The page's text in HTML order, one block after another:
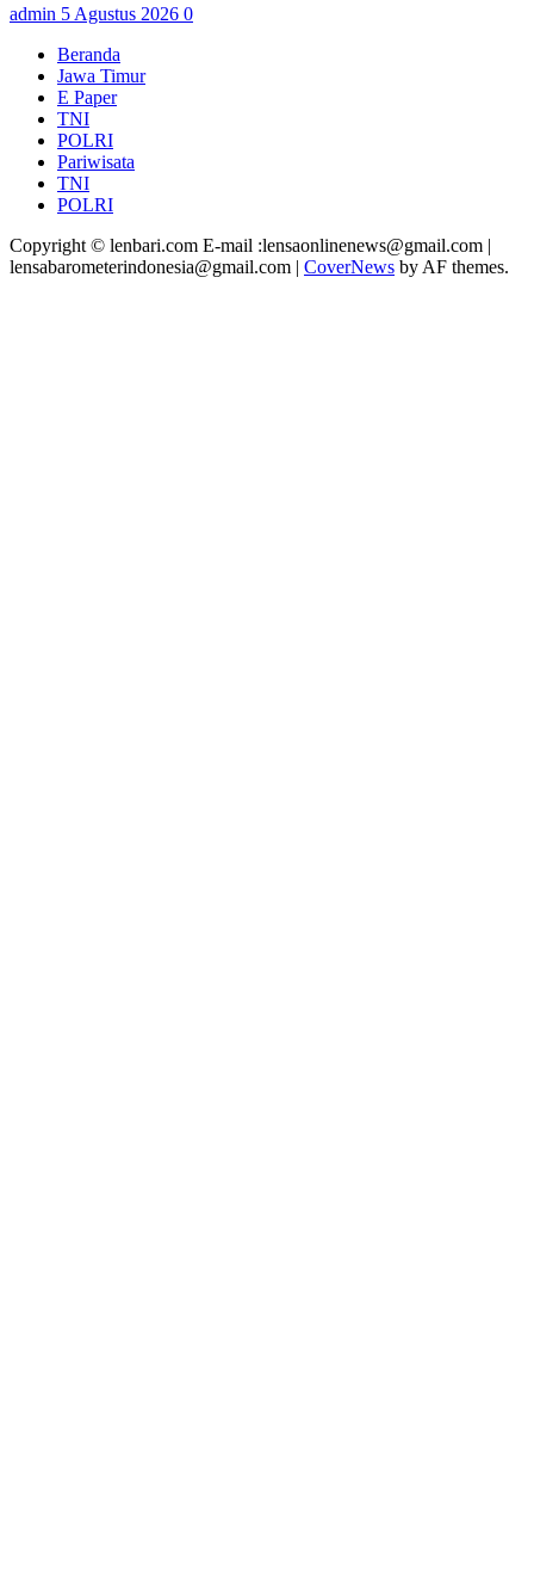
admin 5 Agustus 2026 0
Beranda
Jawa Timur
E Paper
TNI
POLRI
Pariwisata
TNI
POLRI
Copyright © lenbari.com E-mail :lensaonlinenews@gmail.com |
lensabarometerindonesia@gmail.com | CoverNews by AF themes.